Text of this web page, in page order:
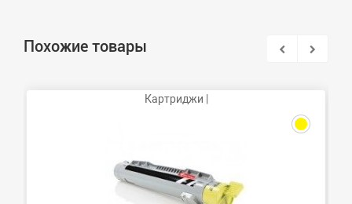
Похожие товары
Картриджи |